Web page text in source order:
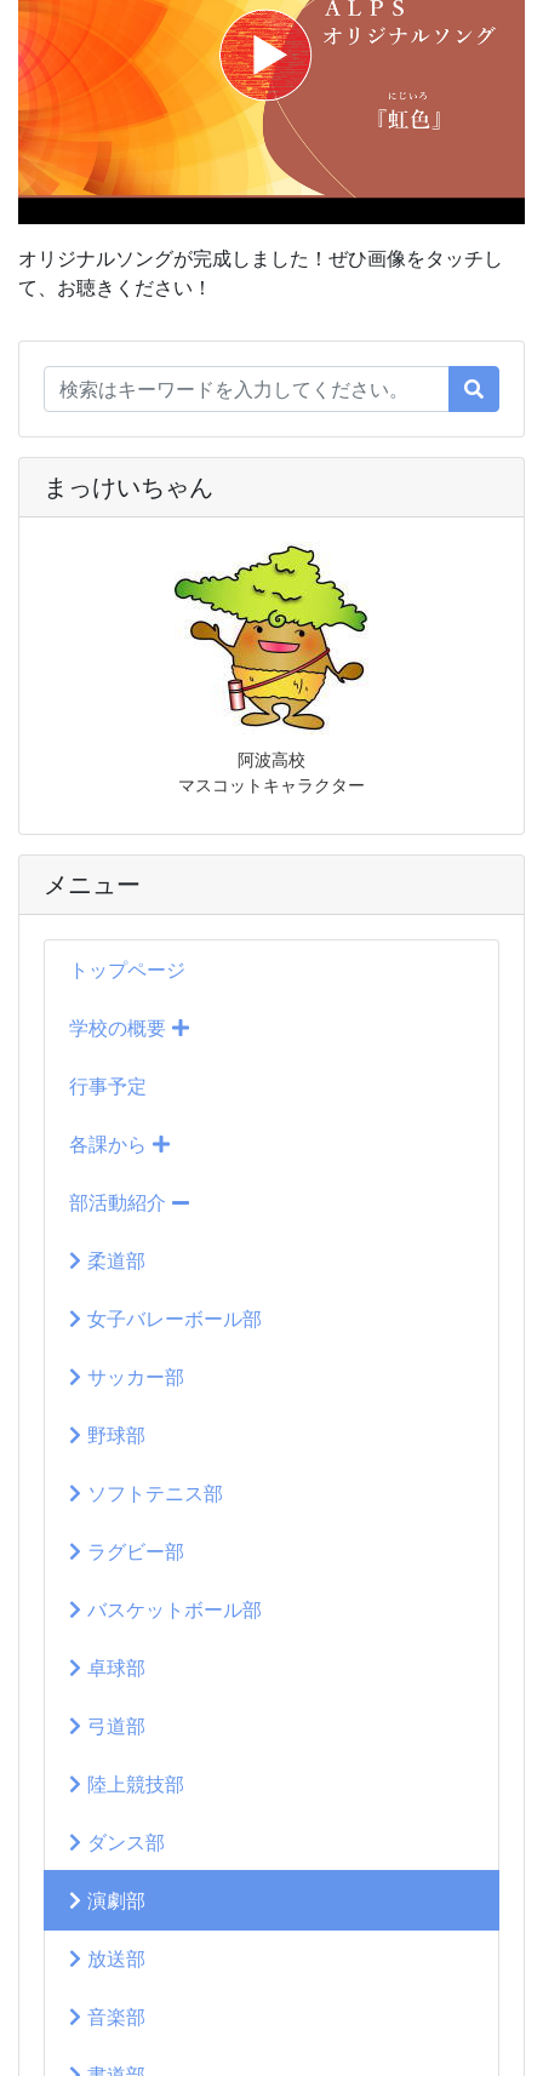
オリジナルソングが完成しました！ぜひ画像をタッチし
て、お聴きください！
まっけいちゃん
阿波高校
マスコットキャラクター
メニュー
トップページ
学校の概要
行事予定
各課から
部活動紹介
柔道部
女子バレーボール部
サッカー部
野球部
ソフトテニス部
ラグビー部
バスケットボール部
卓球部
弓道部
陸上競技部
ダンス部
演劇部
放送部
音楽部